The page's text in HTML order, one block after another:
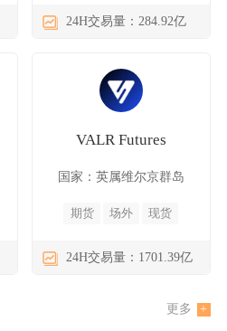
24H交易量：284.92亿
VALR Futures
国家：英属维尔京群岛
期货 场外 现货
24H交易量：1701.39亿
更多